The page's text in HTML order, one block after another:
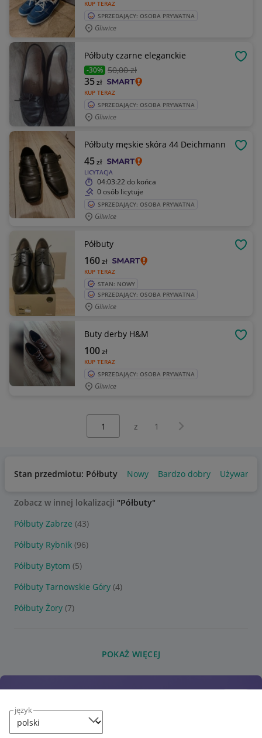
język
KUP TERAZ
SPRZEDAJĄCY: OSOBA PRYWATNA
Gliwice
Półbuty czarne eleganckie
-30% 50,00 zł
KUP TERAZ
35zł
SPRZEDAJĄCY: OSOBA PRYWATNA
Gliwice
Półbuty męskie skóra 44 Deichmann
LICYTACJA
45zł
04:03:22 do końca
0 osób licytuje
SPRZEDAJĄCY: OSOBA PRYWATNA
Gliwice
Półbuty
KUP TERAZ
160zł
STAN: NOWY
SPRZEDAJĄCY: OSOBA PRYWATNA
Gliwice
Buty derby H&M
KUP TERAZ
100zł
SPRZEDAJĄCY: OSOBA PRYWATNA
Gliwice
z 1 Następna strona
Stan przedmiotu: Półbuty Nowy Bardzo dobry Używany
Zobacz w innej lokalizacji "Półbuty"
Półbuty Zabrze (43)
Półbuty Rybnik (96)
Półbuty Bytom (5)
Półbuty Tarnowskie Góry (4)
Półbuty Żory (7)
POKAŻ WIĘCEJ